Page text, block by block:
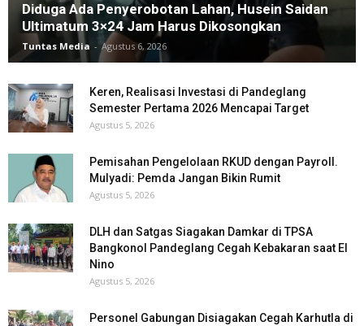
Diduga Ada Penyerobotan Lahan, Husein Saidan
Ultimatum 3×24 Jam Harus Dikosongkan
Tuntas Media - Agustus 6, 2026
Keren, Realisasi Investasi di Pandeglang
Semester Pertama 2026 Mencapai Target
Agustus 5, 2026
Pemisahan Pengelolaan RKUD dengan Payroll.
Mulyadi: Pemda Jangan Bikin Rumit
Agustus 5, 2026
DLH dan Satgas Siagakan Damkar di TPSA
Bangkonol Pandeglang Cegah Kebakaran saat El
Nino
Agustus 5, 2026
Personel Gabungan Disiagakan Cegah Karhutla di